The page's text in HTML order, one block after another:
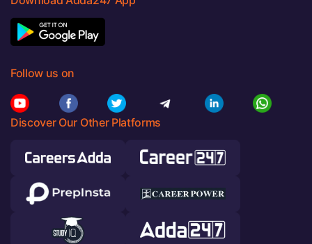
Follow us on
Discover Our Other Platforms